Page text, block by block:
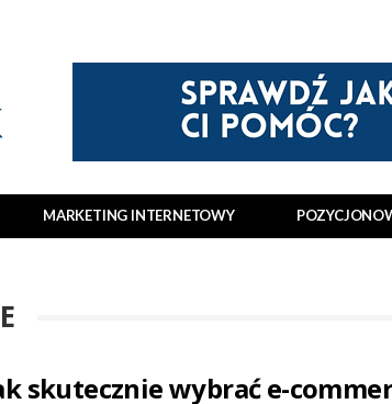
MARKETING INTERNETOWY
skutecznie wybrać e-